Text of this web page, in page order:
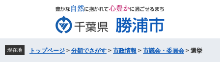
先
頭
を
飛
現在地 トップページ > 分類でさがす > 市政情報 > 市議会・委員会 > 選挙